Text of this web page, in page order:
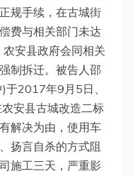
规手续，在古城街
费与相关部门未达
安县政府会同相关
制拆迁。被告人邵
于2017年9月5日、
安县古城改造二标
解决为由，使用车
扬言自杀的方式阻
施工三天，严重影